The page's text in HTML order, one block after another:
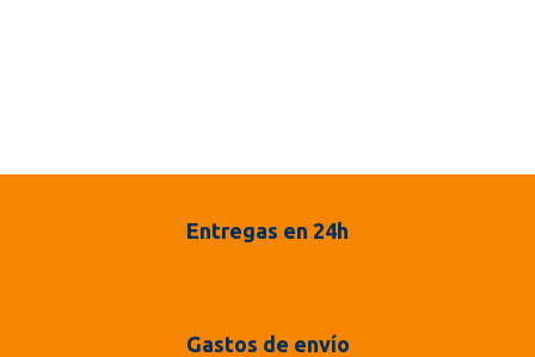
Entregas en 24h
Gastos de envío